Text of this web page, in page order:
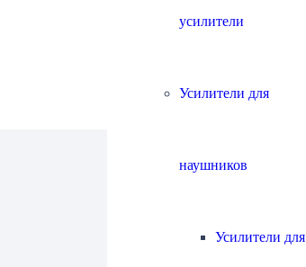
усилители
Усилители для
наушников
Усилители для